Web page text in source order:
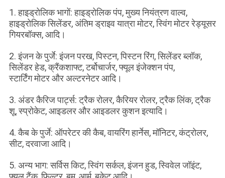
1. हाइड्रोलिक भागों: हाइड्रोलिक पंप, मुख्य नियंत्रण वाल्व,
हाइड्रोलिक सिलेंडर, अंतिम ड्राइव यात्रा मोटर, स्विंग मोटर रेड्यूसर
गियरबॉक्स, आदि।
2. इंजन के पुर्जे: इंजन परख, पिस्टन, पिस्टन रिंग, सिलेंडर ब्लॉक,
सिलेंडर हेड, क्रैंकशाफ्ट, टर्बोचार्जर, फ्यूल इंजेक्शन पंप,
स्टार्टिंग मोटर और अल्टरनेटर आदि।
3. अंडर कैरिज पार्ट्स: ट्रैक रोलर, कैरियर रोलर, ट्रैक लिंक, ट्रैक
शू, स्प्रोकेट, आइडलर और आइडलर कुशन इत्यादि।
4. कैब के पुर्जे: ऑपरेटर की कैब, वायरिंग हार्नेस, मॉनिटर, कंट्रोलर,
सीट, दरवाजा आदि।
5. अन्य भाग: सर्विस किट, स्विंग सर्कल, इंजन हुड, स्विवेल जॉइंट,